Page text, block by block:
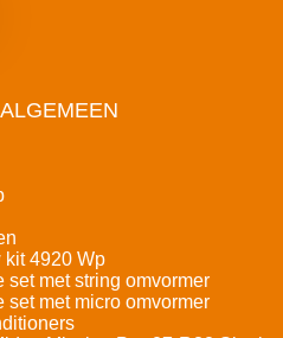
ALGEMEEN
kit 4920 Wp
set met string omvormer
set met micro omvormer